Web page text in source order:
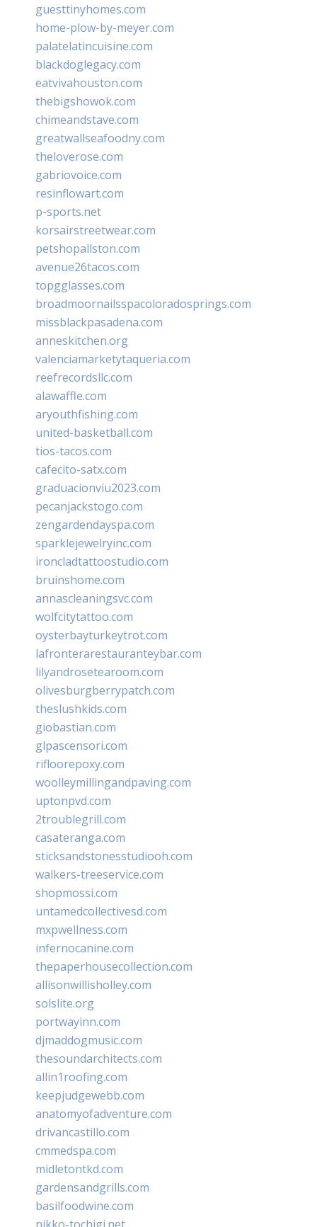
guesttinyhomes.com
home-plow-by-meyer.com
palatelatincuisine.com
blackdoglegacy.com
eatvivahouston.com
thebigshowok.com
chimeandstave.com
greatwallseafoodny.com
theloverose.com
gabriovoice.com
resinflowart.com
p-sports.net
korsairstreetwear.com
petshopallston.com
avenue26tacos.com
topgglasses.com
broadmoornailsspacoloradosprings.com
missblackpasadena.com
anneskitchen.org
valenciamarketytaqueria.com
reefrecordsllc.com
alawaffle.com
aryouthfishing.com
united-basketball.com
tios-tacos.com
cafecito-satx.com
graduacionviu2023.com
pecanjackstogo.com
zengardendayspa.com
sparklejewelryinc.com
ironcladtattoostudio.com
bruinshome.com
annascleaningsvc.com
wolfcitytattoo.com
oysterbayturkeytrot.com
lafronterarestauranteybar.com
lilyandrosetearoom.com
olivesburgberrypatch.com
theslushkids.com
giobastian.com
glpascensori.com
rifloorepoxy.com
woolleymillingandpaving.com
uptonpvd.com
2troublegrill.com
casateranga.com
sticksandstonesstudiooh.com
walkers-treeservice.com
shopmossi.com
untamedcollectivesd.com
mxpwellness.com
infernocanine.com
thepaperhousecollection.com
allisonwillisholley.com
solslite.org
portwayinn.com
djmaddogmusic.com
thesoundarchitects.com
allin1roofing.com
keepjudgewebb.com
anatomyofadventure.com
drivancastillo.com
cmmedspa.com
midletontkd.com
gardensandgrills.com
basilfoodwine.com